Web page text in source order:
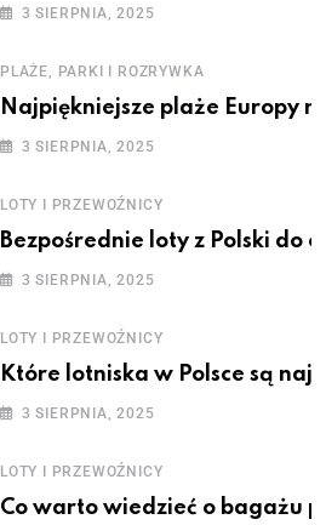
3 SIERPNIA, 2025
PLAŻE, PARKI I ROZRYWKA
Najpiękniejsze plaże Europy
3 SIERPNIA, 2025
LOTY I PRZEWOŹNICY
Bezpośrednie loty z Polski do
3 SIERPNIA, 2025
LOTY I PRZEWOŹNICY
Które lotniska w Polsce są
3 SIERPNIA, 2025
LOTY I PRZEWOŹNICY
Co warto wiedzieć o bagażu